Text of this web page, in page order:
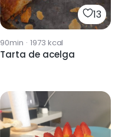
13
90min · 1973 kcal
Tarta de acelga